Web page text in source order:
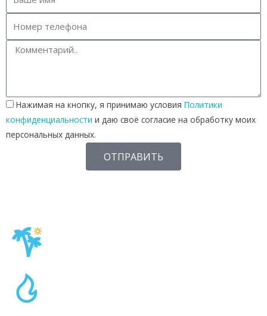
Нажимая на кнопку, я принимаю условия Политики
конфиденциальности и даю своё согласие на обработку моих
персональных данных.
ОТПРАВИТЬ